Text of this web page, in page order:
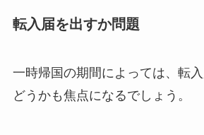
転入届を出すか問題
一時帰国の期間によっては、転
どうかも焦点になるでしょう。